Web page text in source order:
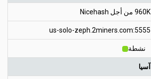
960K من أجل Nicehash
us-solo-zeph.2miners.com:5555
نشطة
آسيا